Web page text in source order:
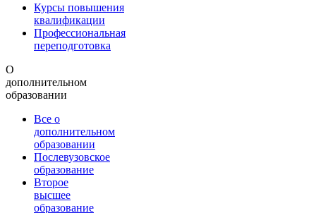
Курсы повышения
квалификации
Профессиональная
переподготовка
О
дополнительном
образовании
Все о
дополнительном
образовании
Послевузовское
образование
Второе
высшее
образование